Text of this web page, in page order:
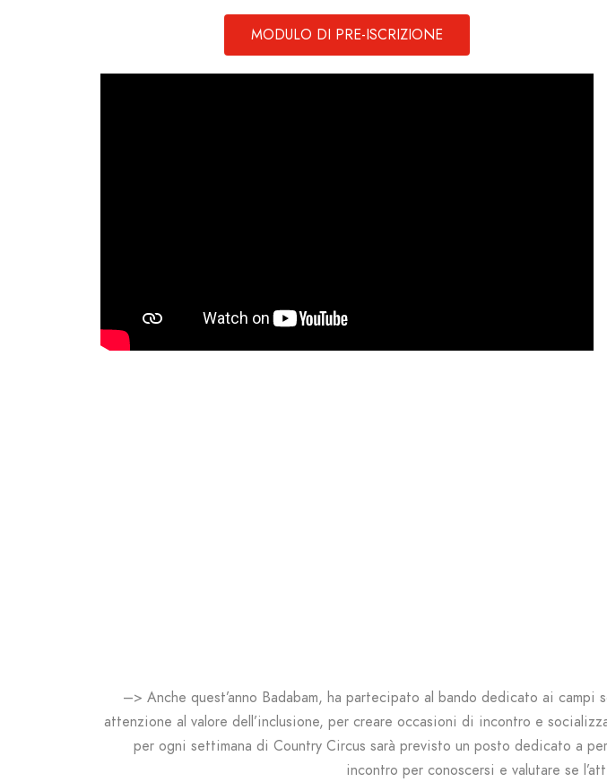
MODULO DI PRE-ISCRIZIONE
–> Anche quest’anno Badabam, ha partecipato al bando dedicato ai campi
attenzione al valore dell’inclusione, per creare occasioni di incontro e
per ogni settimana di Country Circus sarà previsto un posto dedicato a
incontro per conoscersi e valutare se